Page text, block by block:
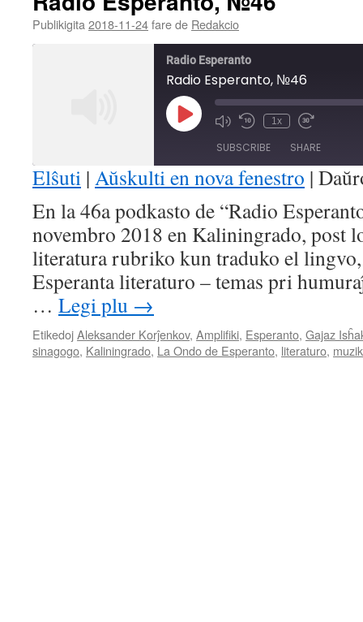
Publikigita 2018-11-24fare de Redakcio
Radio Esperanto
Radio Esperanto, №46
Play
Episode Mute/Unmute
Rewind
Seconds
1x
Fast
30
seconds
SUBSCRIBE SHARE
RSS FEED
LINK
EMBED
Elŝuti | Aŭskulti en nova fenestro |
En la 46a podkasto de “Radio
novembro 2018 en Kaliningrado, post
literatura rubriko kun traduko el
Esperanta literaturo – temas pri
… Legi plu →
EtikedojAleksander Korĵenkov, Amplifiki, Esperanto, Gajaz
sinagogo, Kaliningrado, La Ondo de Esperanto, literaturo,